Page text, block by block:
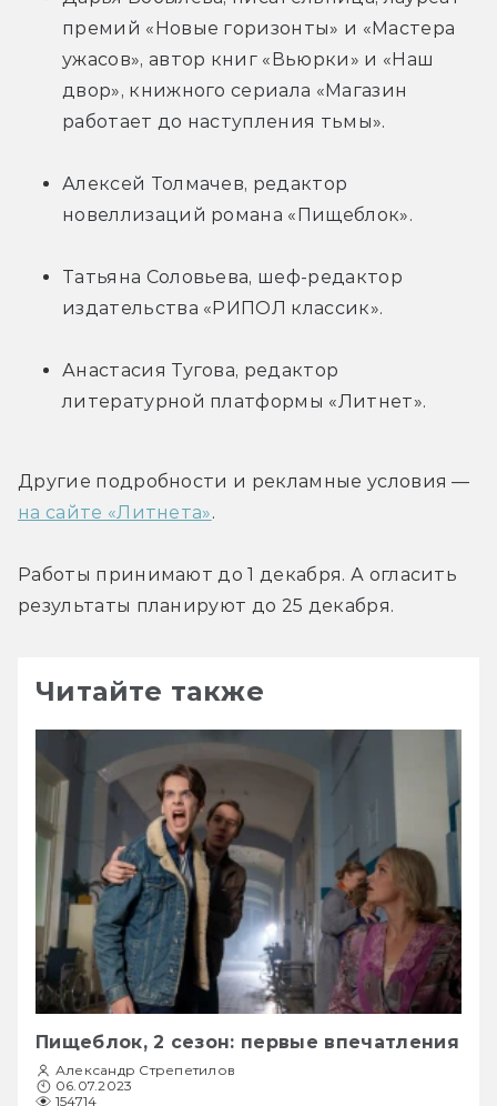
премий «Новые горизонты» и «Мастера
ужасов», автор книг «Вьюрки» и «Наш
двор», книжного сериала «Магазин
работает до наступления тьмы».
Алексей Толмачев, редактор
новеллизаций романа «Пищеблок».
Татьяна Соловьева, шеф-редактор
издательства «РИПОЛ классик».
Анастасия Тугова, редактор
литературной платформы «Литнет».
на сайте «Литнета».
Работы принимают до 1 декабря. А огласить
результаты планируют до 25 декабря.
Читайте также
Пищеблок, 2 сезон: первые впечатления
Александр Стрепетилов
06.07.2023
154714